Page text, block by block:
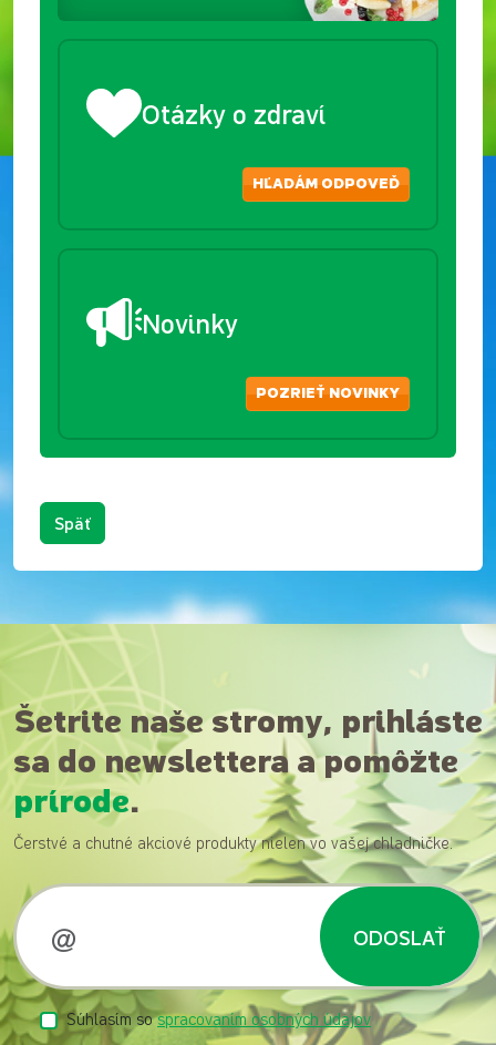
Otázky o zdraví
HĽADÁM ODPOVEĎ
Novinky
POZRIEŤ NOVINKY
Späť
Šetrite naše stromy, prihláste
sa do newslettera a pomôžte
prírode.
Čerstvé a chutné akciové produkty nielen vo vašej chladničke.
ODOSLAŤ
Súhlasím sospracovaním osobných údajov